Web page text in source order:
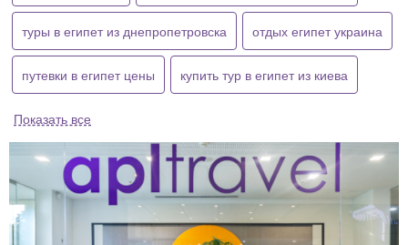
туры в египет из днепропетровска отдых египет украина
путевки в египет цены купить тур в египет из киева
Показать все